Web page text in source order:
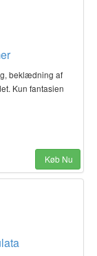
beklædning af
Kun fantasien
Køb Nu